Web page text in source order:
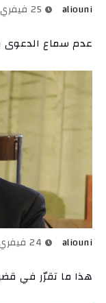
aliouni
عدم سماع الدعوى
aliouni
هذا ما تقرّر في